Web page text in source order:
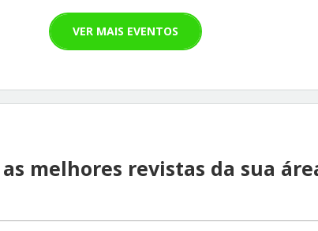
VER MAIS EVENTOS
as melhores revistas da sua